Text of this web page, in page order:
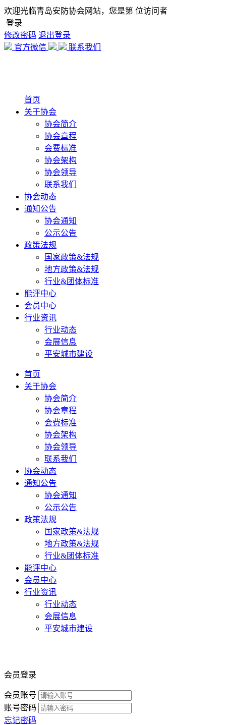
欢迎光临青岛安防协会网站，您是第 位访问者
登录
修改密码 退出登录
官方微信
联系我们
首页
关于协会
协会简介
协会章程
会费标准
协会架构
协会领导
联系我们
协会动态
通知公告
协会通知
公示公告
政策法规
国家政策&法规
地方政策&法规
行业&团体标准
能评中心
会员中心
行业资讯
行业动态
会展信息
平安城市建设
首页
关于协会
协会简介
协会章程
会费标准
协会架构
协会领导
联系我们
协会动态
通知公告
协会通知
公示公告
政策法规
国家政策&法规
地方政策&法规
行业&团体标准
能评中心
会员中心
行业资讯
行业动态
会展信息
平安城市建设
会员登录
会员账号
账号密码
忘记密码